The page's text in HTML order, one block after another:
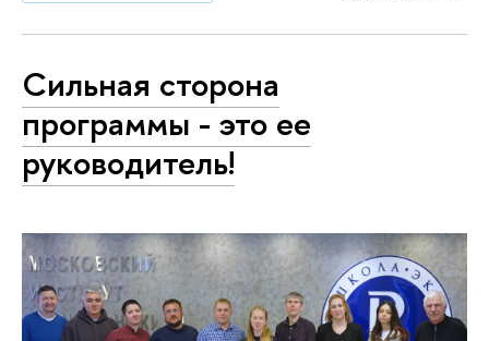
Сильная сторона
программы - это ее
руководитель!